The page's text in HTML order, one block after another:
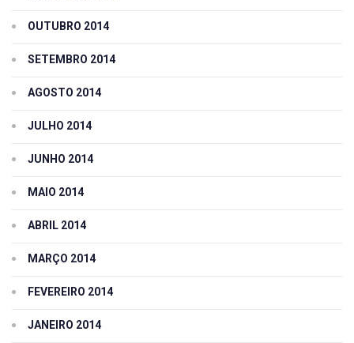
OUTUBRO 2014
SETEMBRO 2014
AGOSTO 2014
JULHO 2014
JUNHO 2014
MAIO 2014
ABRIL 2014
MARÇO 2014
FEVEREIRO 2014
JANEIRO 2014